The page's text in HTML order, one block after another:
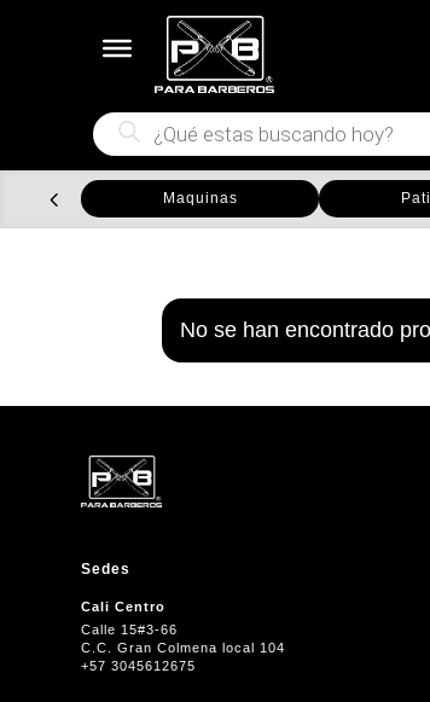
Búsqueda
de
productos
Maquinas
No se han encontrado
Sedes
Cali Centro
Calle 15#3-66
C.C. Gran Colmena local 104
+57 3045612675